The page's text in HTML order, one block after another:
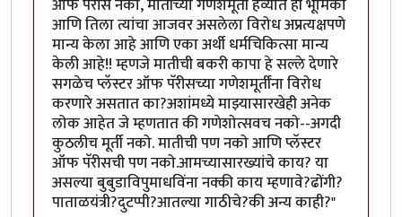
ऑफ पॅरीस नको, मातीच्या गणेशमूर्ती हव्यात ही भूमिका
आणि तिला त्यांचा आजवर असलेला विरोध अप्रत्यक्षपणे
मान्य केला आहे आणि एका अर्थी धर्मचिकित्सा मान्य
केली आहे!! म्हणजे मातीची बकरी कापा हे सल्ले देणारे
सगळेच प्लॅस्टर ऑफ पॅरीसच्या गणेशमूर्तींना विरोध
करणारे असतात का?अशांमध्ये माझ्यासारखेही अनेक
लोक आहेत जे म्हणतात की गणेशोत्सवच नको--अगदी
कुठलीच मूर्ती नको. मातीची पण नको आणि प्लॅस्टर
ऑफ पॅरीसची पण नको.आमच्यासारख्यांचे काय? या
असल्या बुबुडाविपुमाधविंना नक्की काय म्हणावे?ढोंगी?
पाताळयंत्री?दुटप्पी?आतल्या गाठीचे?की अन्य काही?"